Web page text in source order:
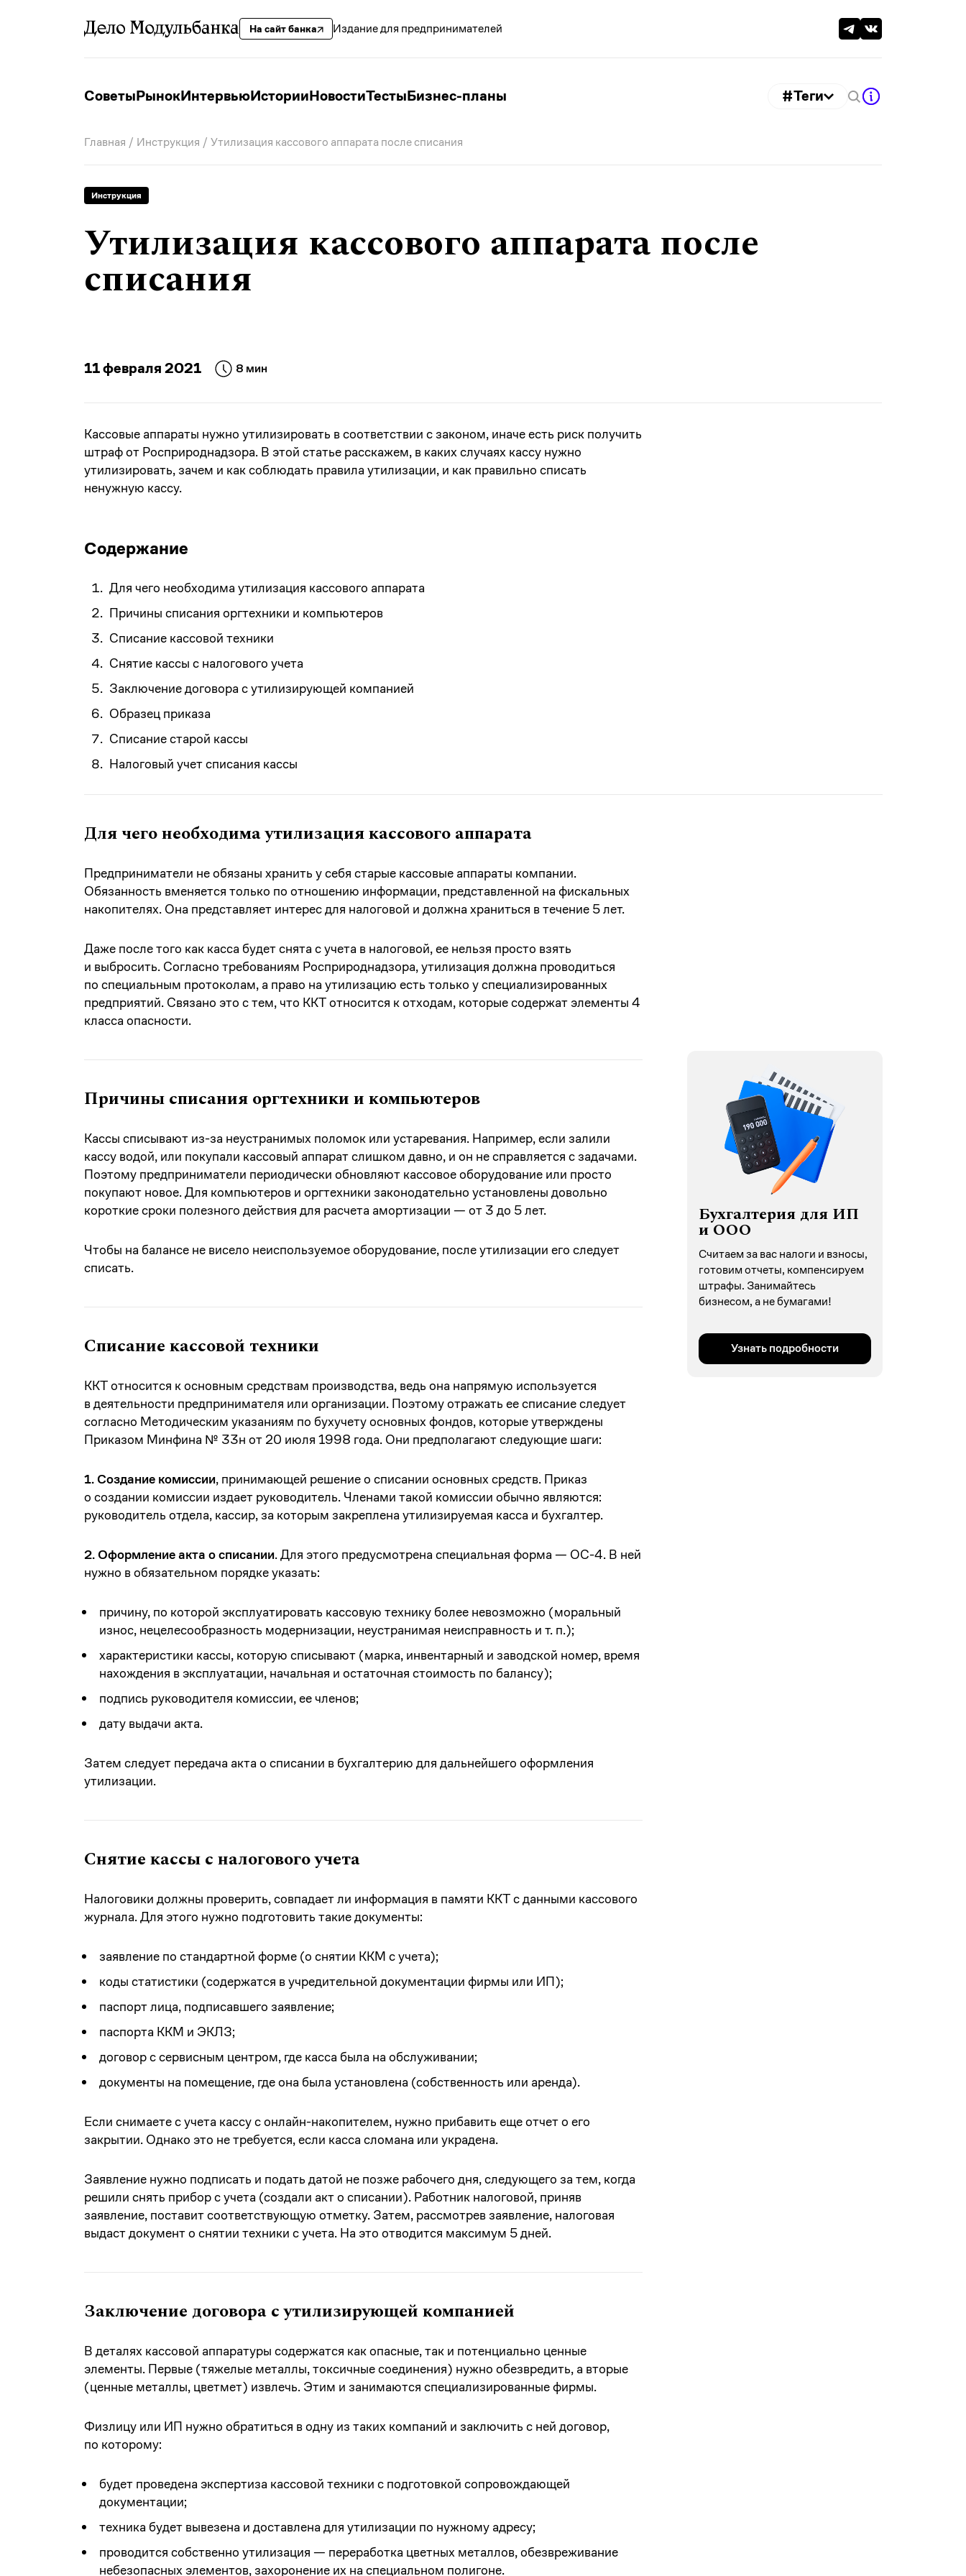
На сайт банка Издание для предпринимателей
СоветыРынокИнтервьюИсторииНовостиТестыБизнес-планы #Теги
Главная / Инструкция / Утилизация кассового аппарата после списания
Инструкция
Утилизация кассового аппарата после
списания
11 февраля 2021 8 мин
Кассовые аппараты нужно утилизировать в соответствии с законом, иначе есть риск получить
штраф от Росприроднадзора. В этой статье расскажем, в каких случаях кассу нужно
утилизировать, зачем и как соблюдать правила утилизации, и как правильно списать
ненужную кассу.
Содержание
Для чего необходима утилизация кассового аппарата
Причины списания оргтехники и компьютеров
Списание кассовой техники
Снятие кассы с налогового учета
Заключение договора с утилизирующей компанией
Образец приказа
Списание старой кассы
Налоговый учет списания кассы
Для чего необходима утилизация кассового аппарата
Предприниматели не обязаны хранить у себя старые кассовые аппараты компании.
Обязанность вменяется только по отношению информации, представленной на фискальных
накопителях. Она представляет интерес для налоговой и должна храниться в течение 5 лет.
Даже после того как касса будет снята с учета в налоговой, ее нельзя просто взять
и выбросить. Согласно требованиям Росприроднадзора, утилизация должна проводиться
по специальным протоколам, а право на утилизацию есть только у специализированных
предприятий. Связано это с тем, что ККТ относится к отходам, которые содержат элементы 4
класса опасности.
Бухгалтерия для ИП
и ООО
Считаем за вас налоги и взносы,
готовим отчеты, компенсируем
штрафы. Занимайтесь
бизнесом, а не бумагами!
Узнать подробности
Причины списания оргтехники и компьютеров
Кассы списывают из-за неустранимых поломок или устаревания. Например, если залили
кассу водой, или покупали кассовый аппарат слишком давно, и он не справляется с задачами.
Поэтому предприниматели периодически обновляют кассовое оборудование или просто
покупают новое. Для компьютеров и оргтехники законодательно установлены довольно
короткие сроки полезного действия для расчета амортизации — от 3 до 5 лет.
Чтобы на балансе не висело неиспользуемое оборудование, после утилизации его следует
списать.
Списание кассовой техники
ККТ относится к основным средствам производства, ведь она напрямую используется
в деятельности предпринимателя или организации. Поэтому отражать ее списание следует
согласно Методическим указаниям по бухучету основных фондов, которые утверждены
Приказом Минфина № 33н от 20 июля 1998 года. Они предполагают следующие шаги:
1. Создание комиссии, принимающей решение о списании основных средств. Приказ
о создании комиссии издает руководитель. Членами такой комиссии обычно являются:
руководитель отдела, кассир, за которым закреплена утилизируемая касса и бухгалтер.
2. Оформление акта о списании. Для этого предусмотрена специальная форма — ОС-4. В ней
нужно в обязательном порядке указать:
причину, по которой эксплуатировать кассовую технику более невозможно (моральный
износ, нецелесообразность модернизации, неустранимая неисправность и т. п.);
характеристики кассы, которую списывают (марка, инвентарный и заводской номер, время
нахождения в эксплуатации, начальная и остаточная стоимость по балансу);
подпись руководителя комиссии, ее членов;
дату выдачи акта.
Затем следует передача акта о списании в бухгалтерию для дальнейшего оформления
утилизации.
Снятие кассы с налогового учета
Налоговики должны проверить, совпадает ли информация в памяти ККТ с данными кассового
журнала. Для этого нужно подготовить такие документы:
заявление по стандартной форме (о снятии ККМ с учета);
коды статистики (содержатся в учредительной документации фирмы или ИП);
паспорт лица, подписавшего заявление;
паспорта ККМ и ЭКЛЗ;
договор с сервисным центром, где касса была на обслуживании;
документы на помещение, где она была установлена (собственность или аренда).
Если снимаете с учета кассу с онлайн-накопителем, нужно прибавить еще отчет о его
закрытии. Однако это не требуется, если касса сломана или украдена.
Заявление нужно подписать и подать датой не позже рабочего дня, следующего за тем, когда
решили снять прибор с учета (создали акт о списании). Работник налоговой, приняв
заявление, поставит соответствующую отметку. Затем, рассмотрев заявление, налоговая
выдаст документ о снятии техники с учета. На это отводится максимум 5 дней.
Заключение договора с утилизирующей компанией
В деталях кассовой аппаратуры содержатся как опасные, так и потенциально ценные
элементы. Первые (тяжелые металлы, токсичные соединения) нужно обезвредить, а вторые
(ценные металлы, цветмет) извлечь. Этим и занимаются специализированные фирмы.
Физлицу или ИП нужно обратиться в одну из таких компаний и заключить с ней договор,
по которому:
будет проведена экспертиза кассовой техники с подготовкой сопровождающей
документации;
техника будет вывезена и доставлена для утилизации по нужному адресу;
проводится собственно утилизация — переработка цветных металлов, обезвреживание
небезопасных элементов, захоронение их на специальном полигоне.